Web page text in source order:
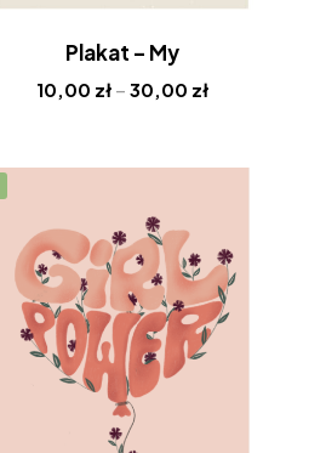
Plakat – My
10,00 zł – 30,00 zł